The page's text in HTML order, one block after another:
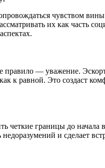
чувством
их как часть
— уважение.
к равной. Это создаст
четкие границы до начала
и сделает